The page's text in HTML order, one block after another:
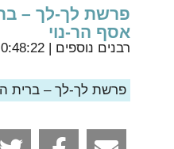
פרשת לך-לך –
אסף הר-נוי
רבנים נוספים
פרשת לך-לך – ברית